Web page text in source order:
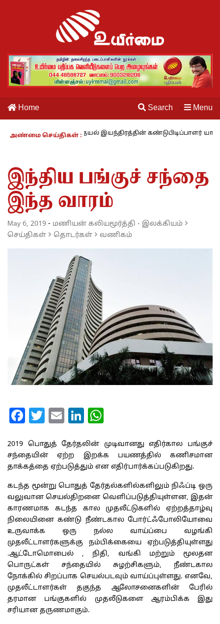
Home Search · Menu
அண்மை செய்திகள் :
காலம் – 27 : தையல் இயந்திரத்தின் கண்டுபிடிப்பாளர் யார்? -
இந்திய பங்குச் சந்தை
இந்த வாரம்
May 6, 2019 - மணியன் கலியமூர்த்தி · இலக்கியம்
செய்திகள்
தொடர்கள் வணிகம்
Facebook
Twitter
EmailLinkedIn
2019 பொதுத் தேர்தலின் முடிவானது எதிர்கால பங்குச்
சந்தையின் ஏற்ற இறக்க பயணத்தில் கணிசமான
தாக்கத்தை ஏற்படுத்தும் என எதிர்பார்க்கப்படுகிறது.
கடந்த மூன்று பொதுத் தேர்தல்களில்களிலும் நிஃப்டி ஒரு
வலுவான செயல்திறனை வெளிப்படுத்தியுள்ளன, இதன்
காரணமாக கடந்த கால முதலீட்டுகளில் ஏற்றத்தாழ்வு
நிலையினை கண்டு நீண்டகால போர்ட்ஃபோலியோவை
உருவாக்க ஒரு நல்ல வாய்ப்பை வழங்கி
முதலீட்டாளர்களுக்கு நம்பிக்கையை ஏற்படுத்தியுள்ளது
.ஆட்டோமொபைல் , நிதி, வங்கி மற்றும் மூலதன
பொருட்கள் சந்தையில் சுழற்சிகளும், நீண்டகால
நோக்கில் சிறப்பாக செயல்படவும் வாய்ப்புள்ளது. எனவே,
முதலீட்டாளர்கள் தகுந்த ஆலோசனைகளின் பேரில்
தரமான பங்குகளில் முதலீடுகளை ஆரம்பிக்க இது
சரியான தருணமாகும்.